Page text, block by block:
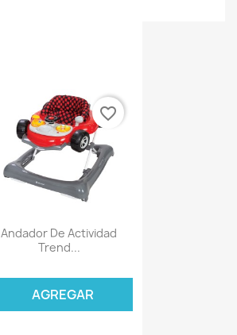
Andador De Actividad
Trend...
AGREGAR
favorite_border